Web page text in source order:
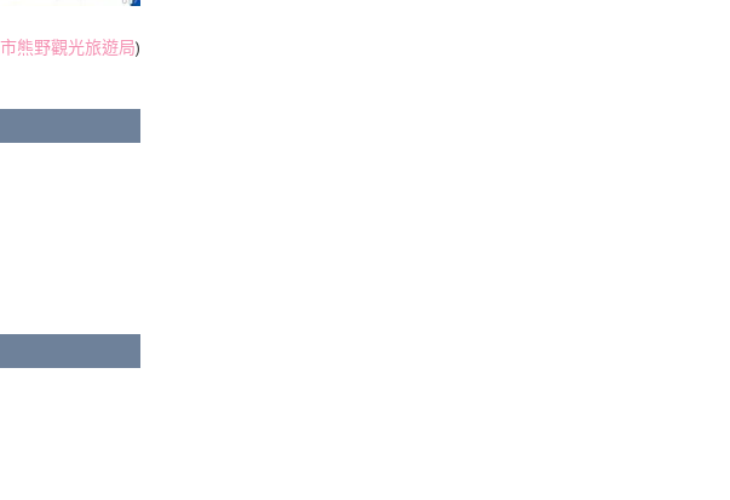
熊野觀光旅遊局)